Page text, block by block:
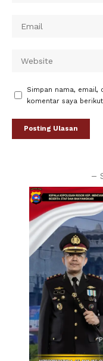
Simpan nama, email,
komentar saya
–